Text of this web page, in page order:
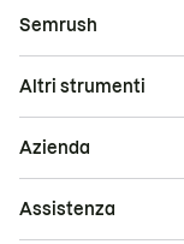
Semrush
Altri strumenti
Azienda
Assistenza